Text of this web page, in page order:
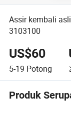
Assir kembali
3103100
US$60
5-19 Potong
Produk